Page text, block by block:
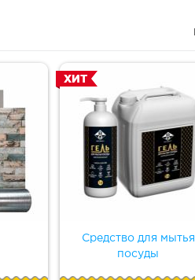
Средство для мытья
посуды
ХИТ